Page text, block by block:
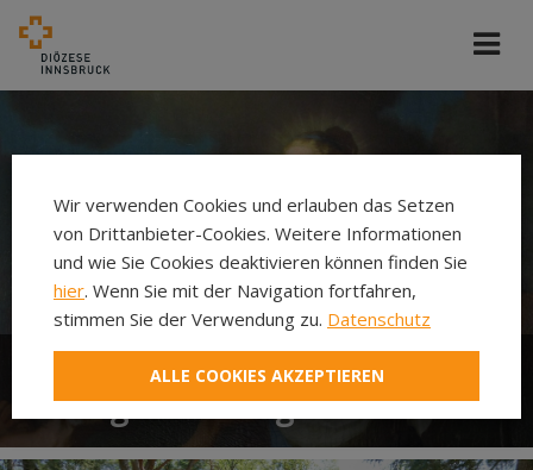
Heilige Notburga von Eben
Wir verwenden Cookies und erlauben das Setzen
von Drittanbieter-Cookies. Weitere Informationen
und wie Sie Cookies deaktivieren können finden Sie
hier. Wenn Sie mit der Navigation fortfahren,
stimmen Sie der Verwendung zu. Datenschutz
ALLE COOKIES AKZEPTIEREN